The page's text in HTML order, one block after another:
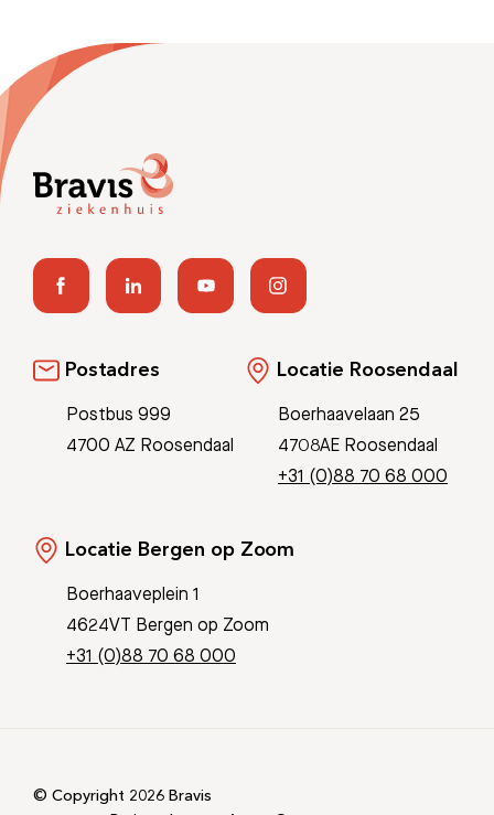
Postadres
Postbus 999
4700 AZ Roosendaal
Locatie Roosendaal
Boerhaavelaan 25
4708AE Roosendaal
+31 (0)88 70 68 000
Locatie Bergen op Zoom
Boerhaaveplein 1
4624VT Bergen op Zoom
+31 (0)88 70 68 000
© Copyright 2026 Bravis